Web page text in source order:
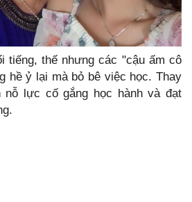
tiếng, thế nhưng các "cậu ấm cô
hề ỷ lại mà bỏ bê việc học. Thay
nỗ lực cố gắng học hành và đạt